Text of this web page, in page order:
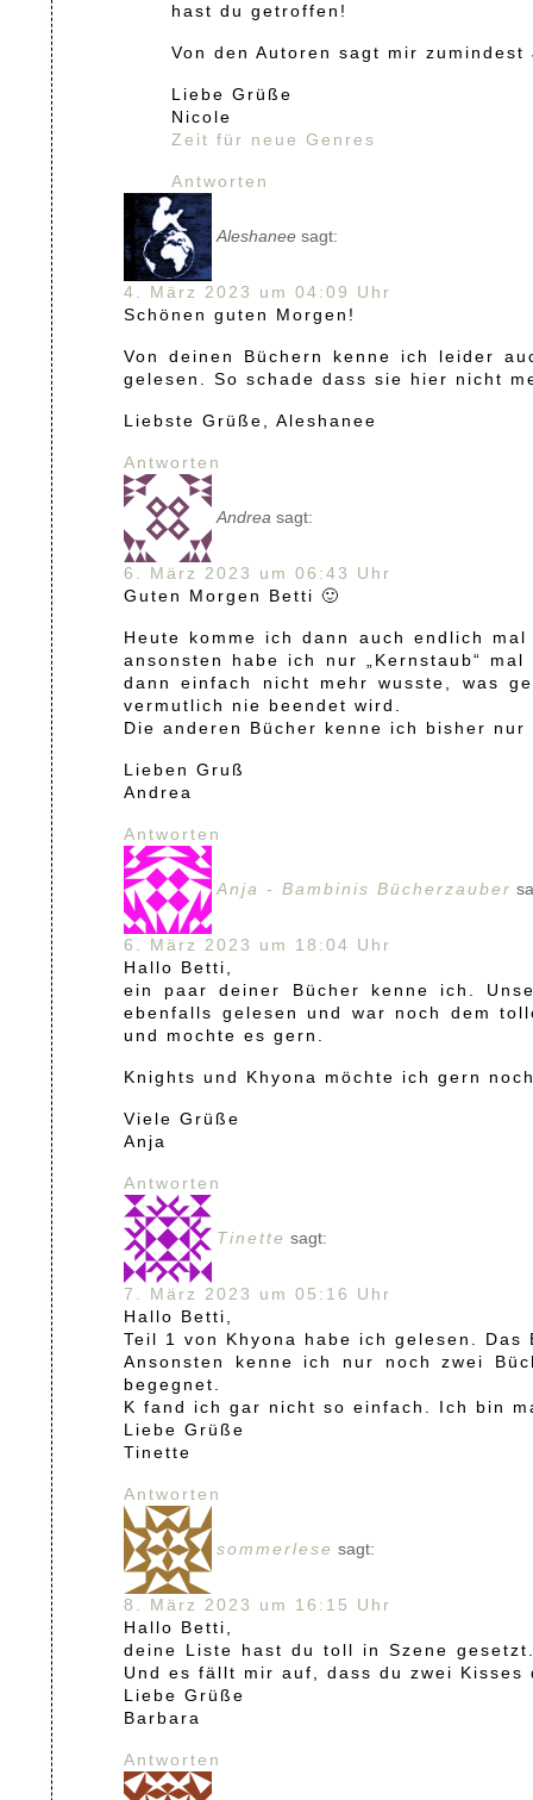
hast du getroffen!
Von den Autoren sagt mir
Liebe Grüße
Nicole
Zeit für neue Genres
Antworten
Aleshanee sagt:
4. März 2023 um 04:09 Uhr
Schönen guten Morgen!
Von deinen Büchern kenne ich leider
gelesen. So schade dass sie hier nicht
Liebste Grüße, Aleshanee
Antworten
Andrea sagt:
6. März 2023 um 06:43 Uhr
Guten Morgen Betti 🙂
Heute komme ich dann auch endlich
ansonsten habe ich nur „Kernstaub“
dann einfach nicht mehr wusste, was
vermutlich nie beendet wird.
Die anderen Bücher kenne ich bisher nur
Lieben Gruß
Andrea
Antworten
Anja - Bambinis Bücherzauber
6. März 2023 um 18:04 Uhr
Hallo Betti,
ein paar deiner Bücher kenne ich.
ebenfalls gelesen und war noch dem
und mochte es gern.
Knights und Khyona möchte ich gern
Viele Grüße
Anja
Antworten
Tinette sagt:
7. März 2023 um 05:16 Uhr
Hallo Betti,
Teil 1 von Khyona habe ich gelesen.
Ansonsten kenne ich nur noch zwei
begegnet.
K fand ich gar nicht so einfach. Ich bin
Liebe Grüße
Tinette
Antworten
sommerlese sagt:
8. März 2023 um 16:15 Uhr
Hallo Betti,
deine Liste hast du toll in Szene
Und es fällt mir auf, dass du zwei
Liebe Grüße
Barbara
Antworten